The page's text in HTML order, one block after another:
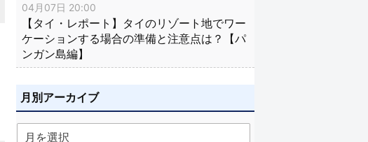
04月07日 20:00
【タイ・レポート】タイのリゾート地でワー
ケーションする場合の準備と注意点は？【パ
ンガン島編】
月別アーカイブ